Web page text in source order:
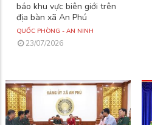
báo khu vực biên giới trên
địa bàn xã An Phú
QUỐC PHÒNG - AN NINH
23/07/2026